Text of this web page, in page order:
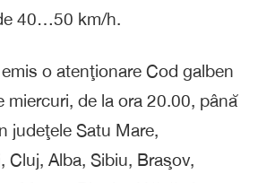
40…50 km/h.
o atenţionare Cod galben
miercuri, de la ora 20.00, până
judeţele Satu Mare,
Cluj, Alba, Sibiu, Braşov,